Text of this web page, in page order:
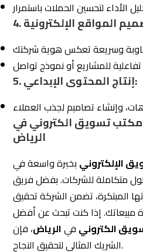
5. إنتاج المحتوى الإبداعي:
مكتب تسويق الكتروني في
الرياض
الإلكترونيبخبرة واسعة في
متكاملة للشركات. بفضل فريق
المبتكرة، تضمن الشركة تحقيق
مبيعاتك. إذا كنت تبحث عن أفضل
الكتروني فيالرياض
الشريك المثالي لتحقيق النجاح.
2.تقييم احتياجاتك
التسويقية بشكل دقيق